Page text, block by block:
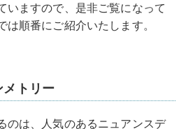
いますので、是非ご覧になって
順番にご紹介いたします。
メトリー
のは、人気のあるニュアンスデ